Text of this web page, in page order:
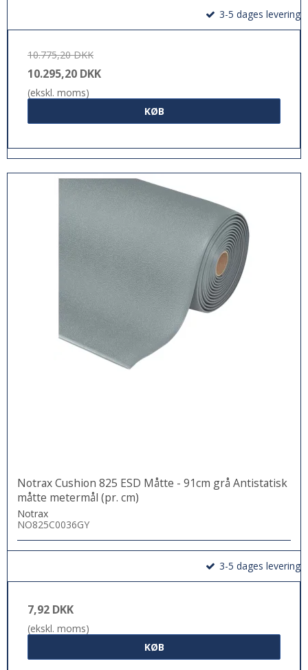
3-5 dages levering
10.775,20 DKK
10.295,20 DKK
(ekskl. moms)
KØB
Notrax Cushion 825 ESD Måtte - 91cm grå Antistatisk
måtte metermål (pr. cm)
Notrax
NO825C0036GY
3-5 dages levering
7,92 DKK
(ekskl. moms)
KØB